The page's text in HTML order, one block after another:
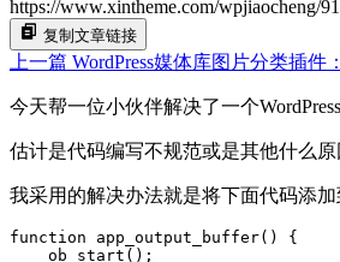
https://www.xintheme.com/wpjiaocheng/
复制文章链接
上一篇 WordPress媒体库图片分类插件
今天帮一位小伙伴解决了一个
估计是代码编写不规范或是其他什么
我采用的解决办法就是将下面代码添加
function app_output_buffer() {